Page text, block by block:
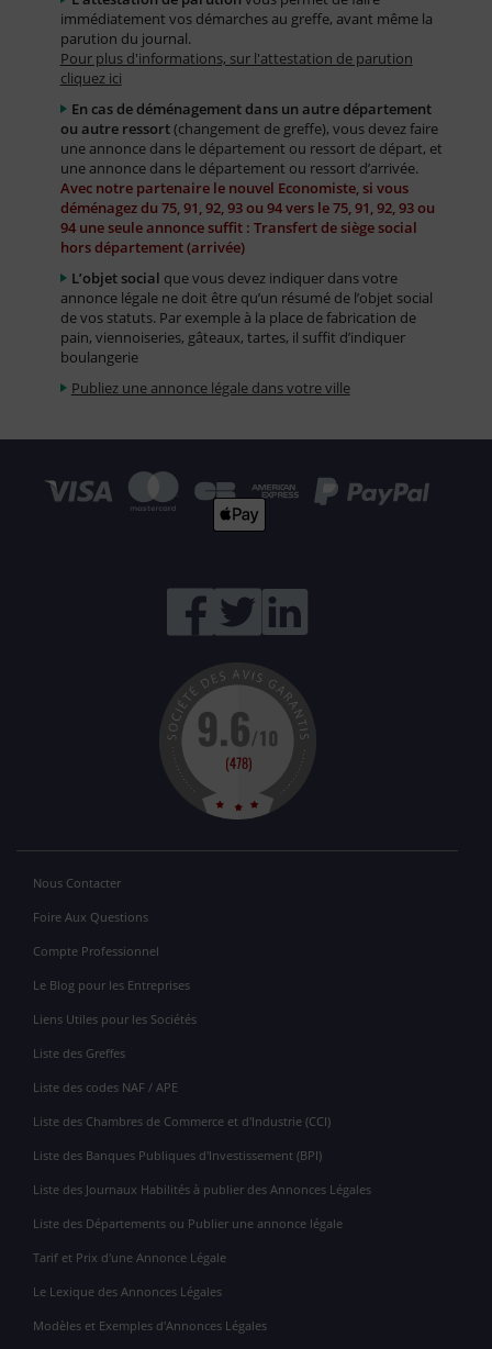
immédiatement vos démarches au greffe, avant même la
parution du journal.
Pour plus d'informations, sur l'attestation de parution
cliquez ici
En cas de déménagement dans un autre département
ou autre ressort(changement de greffe), vous devez faire
une annonce dans le département ou ressort de départ, et
une annonce dans le département ou ressort d’arrivée.
Avec notre partenaire le nouvel Economiste, si vous
déménagez du 75, 91, 92, 93 ou 94 vers le 75, 91, 92, 93 ou
94 une seule annonce suffit : Transfert de siège social
hors département (arrivée)
L’objet social que vous devez indiquer dans votre
annonce légale ne doit être qu’un résumé de l’objet social
de vos statuts. Par exemple à la place de fabrication de
pain, viennoiseries, gâteaux, tartes, il suffit d’indiquer
boulangerie
Publiez une annonce légale dans votre ville
Nous Contacter
Foire Aux Questions
Compte Professionnel
Le Blog pour les Entreprises
Liens Utiles pour les Sociétés
Liste des Greffes
Liste des codes NAF / APE
Liste des Chambres de Commerce et d'Industrie (CCI)
Liste des Banques Publiques d'Investissement (BPI)
Liste des Journaux Habilités à publier des Annonces Légales
Liste des Départements ou Publier une annonce légale
Tarif et Prix d'une Annonce Légale
Le Lexique des Annonces Légales
Modèles et Exemples d'Annonces Légales